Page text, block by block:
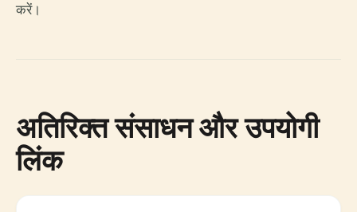
करें।
अतिरिक्त संसाधन और उपयोगी
लिंक